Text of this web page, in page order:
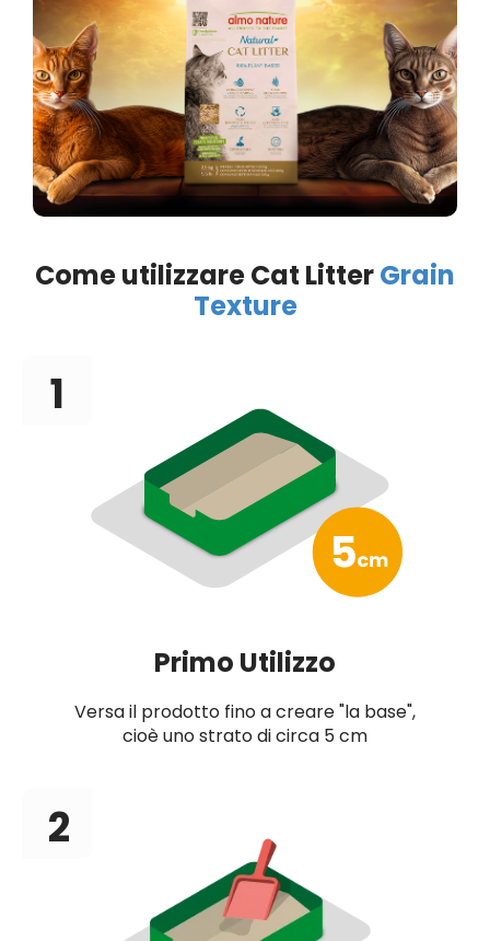
Come utilizzare Cat LitterGrain
Texture
1
Primo Utilizzo
Versa il prodotto fino a creare "la base",
cioè uno strato di circa 5 cm
2